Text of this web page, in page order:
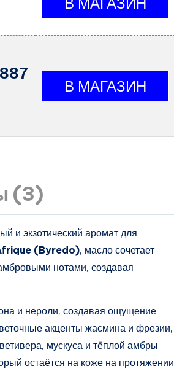
(3)
и экзотический аромат для
(Byredo), масло сочетает
нотами, создавая
и нероли, создавая ощущение
акценты жасмина и фрезии,
мускуса и тёплой амбры
остаётся на коже на протяжении